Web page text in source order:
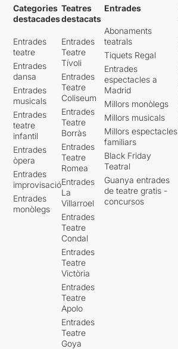
Categories
destacades
Entrades
teatre
Entrades
dansa
Entrades
musicals
Entrades
teatre
infantil
Entrades
òpera
Entrades
improvisació
Entrades
monòlegs
Teatres
destacats
Entrades
Teatre
Tívoli
Entrades
Teatre
Coliseum
Entrades
Teatre
Borràs
Entrades
Teatre
Romea
Entrades
La
Villarroel
Entrades
Teatre
Condal
Entrades
Teatre
Victòria
Entrades
Teatre
Apolo
Entrades
Teatre
Goya
Entrades
Abonaments
teatrals
Tiquets Regal
Entrades
espectacles a
Madrid
Millors monòlegs
Millors musicals
Millors espectacles
familiars
Black Friday
Teatral
Guanya entrades
de teatre gratis -
concursos